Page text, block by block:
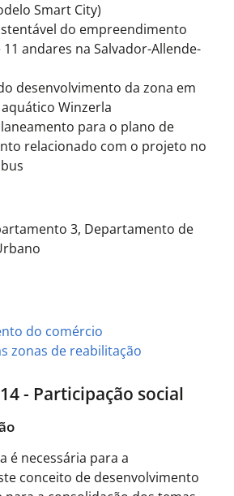
Smart City)
do empreendimento
andares na Salvador-Allende-
desenvolvimento da zona em
Winzerla
para o plano de
relacionado com o projeto no
3, Departamento de
do comércio
zonas de reabilitação
- Participação social
é necessária para a
conceito de desenvolvimento